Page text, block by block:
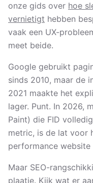
onze gids over hoe
vernietigt hebben
vaak een UX-
meet beide.
Google gebruikt
sinds 2010, maar de
2021 maakte het
lager. Punt. In 2026,
Paint) die FID
metric, is de lat voor
performance website
Maar SEO-
plaatje. Kijk wat er